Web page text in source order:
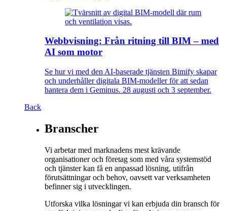
Webbvisning: Från ritning till BIM – med
AI som motor
Se hur vi med den AI-baserade tjänsten Bimify skapar
och underhåller digitala BIM-modeller för att sedan
hantera dem i Geminus. 28 augusti och 3 september.
Back
Branscher
Vi arbetar med marknadens mest krävande
organisationer och företag som med våra systemstöd
och tjänster kan få en anpassad lösning, utifrån
förutsättningar och behov, oavsett var verksamheten
befinner sig i utvecklingen.
Utforska vilka lösningar vi kan erbjuda din bransch för